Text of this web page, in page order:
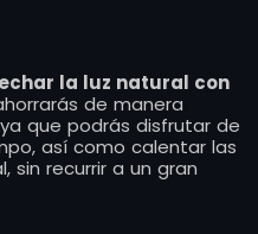
la luz natural con
de manera
que podrás disfrutar de
así como calentar las
sin recurrir a un gran